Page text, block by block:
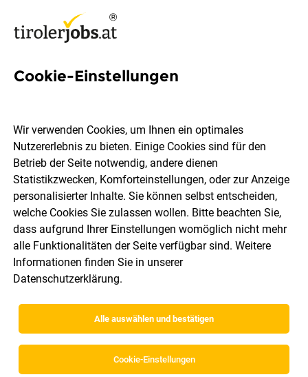
Projektingenieur*in
Gebäudeausrüstung (m/w/d)
SPIEGLTEC GmbH
Brixlegg, Schaftenau, Kundl, Innsbruck
Vollzeit
04.08.2026
Cookie-Einstellungen
Wir verwenden Cookies, um Ihnen ein optimales
Nutzererlebnis zu bieten. Einige Cookies sind für den
Betrieb der Seite notwendig, andere dienen
Statistikzwecken, Komforteinstellungen, oder zur Anzeige
personalisierter Inhalte. Sie können selbst entscheiden,
welche Cookies Sie zulassen wollen. Bitte beachten Sie,
dass aufgrund Ihrer Einstellungen womöglich nicht mehr
alle Funktionalitäten der Seite verfügbar sind. Weitere
Informationen finden Sie in unserer
Datenschutzerklärung.
Alle auswählen und bestätigen
Cookie-Einstellungen